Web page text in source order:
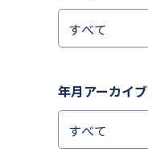
年月アーカイブ